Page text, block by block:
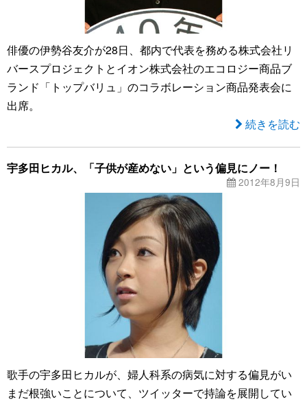
俳優の伊勢谷友介が28日、都内で代表を務める株式会社リ
バースプロジェクトとイオン株式会社のエコロジー商品ブ
ランド「トップバリュ」のコラボレーション商品発表会に
出席。
続きを読む
宇多田ヒカル、「子供が産めない」という偏見にノー！
2012年8月9日
歌手の宇多田ヒカルが、婦人科系の病気に対する偏見がい
まだ根強いことについて、ツイッターで持論を展開してい